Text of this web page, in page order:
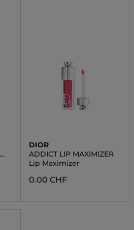
DIOR
ADDICT LIP MAXIMIZER
Lip Maximizer
0.00 CHF